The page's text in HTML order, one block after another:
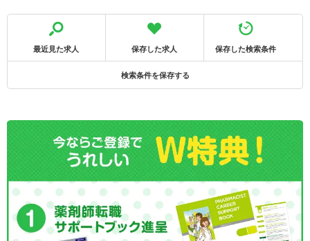
最近見た求人 保存した求人 保存した検索条件
検索条件を保存する